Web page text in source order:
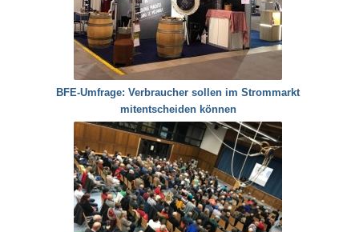
BFE-Umfrage: Verbraucher sollen im Strommarkt
mitentscheiden können